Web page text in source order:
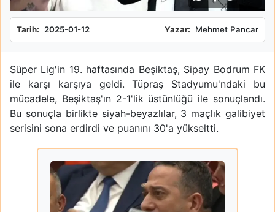
Tarih: 2025-01-12 Yazar: Mehmet Pancar
Süper Lig'in 19. haftasında Beşiktaş, Sipay Bodrum FK
ile karşı karşıya geldi. Tüpraş Stadyumu'ndaki bu
mücadele, Beşiktaş'ın 2-1'lik üstünlüğü ile sonuçlandı.
Bu sonuçla birlikte siyah-beyazlılar, 3 maçlık galibiyet
serisini sona erdirdi ve puanını 30'a yükseltti.